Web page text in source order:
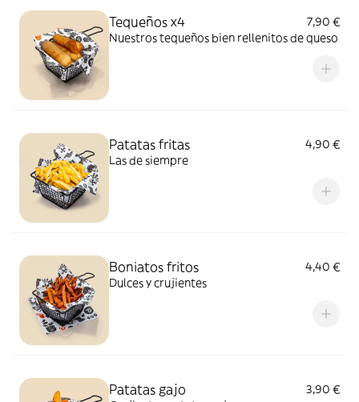
Tequeños x4
7,90 €
Nuestros tequeños bien rellenitos de queso
Patatas fritas
4,90 €
Las de siempre
Boniatos fritos
4,40 €
Dulces y crujientes
Patatas gajo
3,90 €